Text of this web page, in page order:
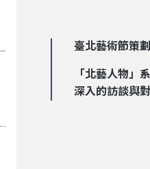
臺北藝術節策
「北藝人物」
深入的訪談與